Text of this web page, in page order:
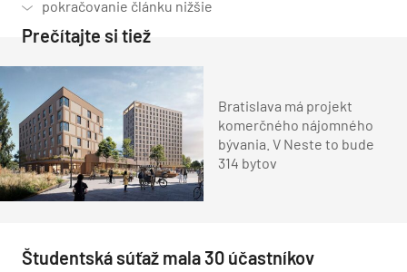
Prečítajte si tiež
Bratislava má projekt
komerčného nájomného
bývania. V Neste to bude
314 bytov
Študentská súťaž mala 30 účastníkov